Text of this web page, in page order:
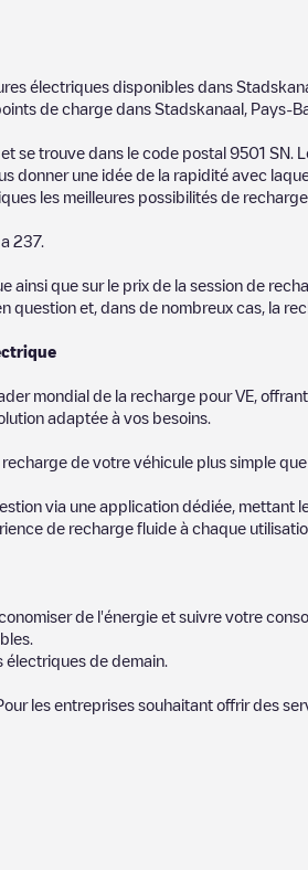
électriques disponibles dans
de charge dans Stadskanaal Pays-
et se trouve dans le code postal 9501 SN .
donner une idée de la rapidité avec
les meilleures possibilités de
237.
que sur le prix de la session de
question et, dans de nombreux cas, la
mondial de la recharge pour VE,
adaptée à vos besoins.
de votre véhicule plus simple que
via une application dédiée, mettant
de recharge fluide à chaque
de l'énergie et suivre votre
électriques de demain.
les entreprises souhaitant offrir des